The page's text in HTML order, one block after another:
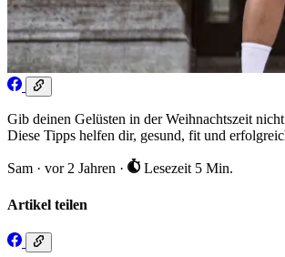
Gib deinen Gelüsten in der Weihnachtszeit
Diese Tipps helfen dir, gesund, fit und
Sam · vor 2 Jahren · Lesezeit 5 Min.
Artikel teilen